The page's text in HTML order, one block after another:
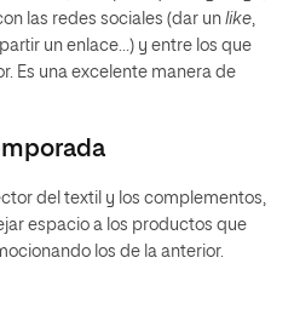
las redes sociales (dar un like
un enlace…) y entre los que
Es una excelente manera de
del textil y los complementos,
espacio a los productos que
los de la anterior.